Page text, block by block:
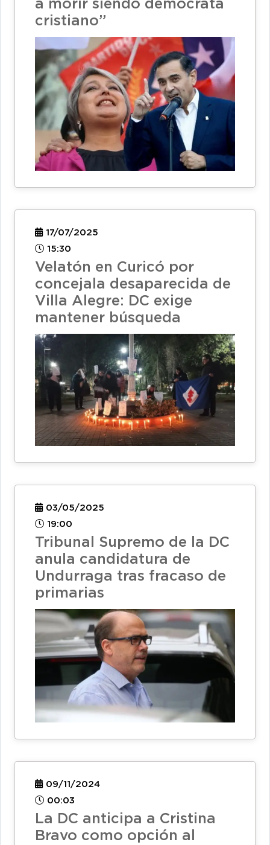
a morir siendo demócrata
cristiano”
17/07/2025
15:30
Velatón en Curicó por
concejala desaparecida de
Villa Alegre: DC exige
mantener búsqueda
03/05/2025
19:00
Tribunal Supremo de la DC
anula candidatura de
Undurraga tras fracaso de
primarias
09/11/2024
00:03
La DC anticipa a Cristina
Bravo como opción al